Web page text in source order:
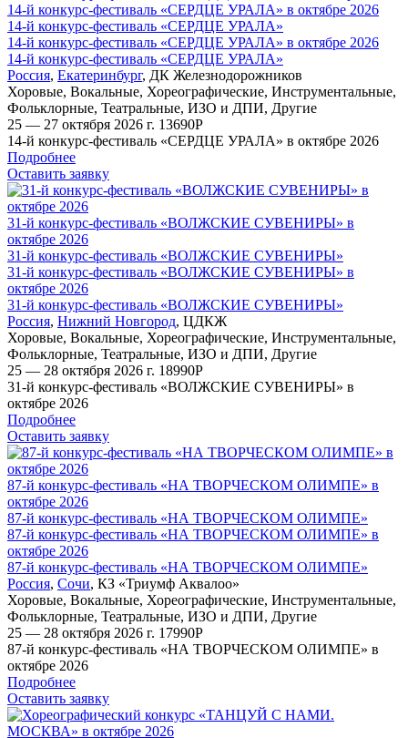
14-й конкурс-фестиваль «СЕРДЦЕ УРАЛА» в октябре 2026
14-й конкурс-фестиваль «СЕРДЦЕ УРАЛА»
14-й конкурс-фестиваль «СЕРДЦЕ УРАЛА» в октябре 2026
14-й конкурс-фестиваль «СЕРДЦЕ УРАЛА»
Россия, Екатеринбург, ДК Железнодорожников
Хоровые, Вокальные, Хореографические, Инструментальные,
Фольклорные, Театральные, ИЗО и ДПИ, Другие
25 — 27 октября 2026 г. 13690Р
14-й конкурс-фестиваль «СЕРДЦЕ УРАЛА» в октябре 2026
Подробнее
Оставить заявку
31-й конкурс-фестиваль «ВОЛЖСКИЕ СУВЕНИРЫ» в
октябре 2026
31-й конкурс-фестиваль «ВОЛЖСКИЕ СУВЕНИРЫ»
31-й конкурс-фестиваль «ВОЛЖСКИЕ СУВЕНИРЫ» в
октябре 2026
31-й конкурс-фестиваль «ВОЛЖСКИЕ СУВЕНИРЫ»
Россия, Нижний Новгород, ЦДКЖ
Хоровые, Вокальные, Хореографические, Инструментальные,
Фольклорные, Театральные, ИЗО и ДПИ, Другие
25 — 28 октября 2026 г. 18990Р
31-й конкурс-фестиваль «ВОЛЖСКИЕ СУВЕНИРЫ» в
октябре 2026
Подробнее
Оставить заявку
87-й конкурс-фестиваль «НА ТВОРЧЕСКОМ ОЛИМПЕ» в
октябре 2026
87-й конкурс-фестиваль «НА ТВОРЧЕСКОМ ОЛИМПЕ»
87-й конкурс-фестиваль «НА ТВОРЧЕСКОМ ОЛИМПЕ» в
октябре 2026
87-й конкурс-фестиваль «НА ТВОРЧЕСКОМ ОЛИМПЕ»
Россия, Сочи, КЗ «Триумф Аквалоо»
Хоровые, Вокальные, Хореографические, Инструментальные,
Фольклорные, Театральные, ИЗО и ДПИ, Другие
25 — 28 октября 2026 г. 17990Р
87-й конкурс-фестиваль «НА ТВОРЧЕСКОМ ОЛИМПЕ» в
октябре 2026
Подробнее
Оставить заявку